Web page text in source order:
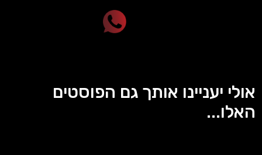
אולי יעניינו אותך גם הפוסטים
האלו...